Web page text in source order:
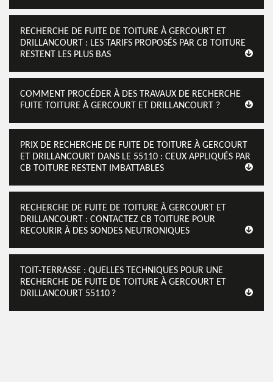
RECHERCHE DE FUITE DE TOITURE À GERCOURT ET
DRILLANCOURT : LES TARIFS PROPOSÉS PAR CB TOITURE
RESTENT LES PLUS BAS
COMMENT PROCÉDER À DES TRAVAUX DE RECHERCHE
FUITE TOITURE À GERCOURT ET DRILLANCOURT ?
PRIX DE RECHERCHE DE FUITE DE TOITURE À GERCOURT
ET DRILLANCOURT DANS LE 55110 : CEUX APPLIQUÉS PAR
CB TOITURE RESTENT IMBATTABLES
RECHERCHE DE FUITE DE TOITURE À GERCOURT ET
DRILLANCOURT : CONTACTEZ CB TOITURE POUR
RECOURIR À DES SONDES NEUTRONIQUES
TOIT-TERRASSE : QUELLES TECHNIQUES POUR UNE
RECHERCHE DE FUITE DE TOITURE À GERCOURT ET
DRILLANCOURT 55110 ?